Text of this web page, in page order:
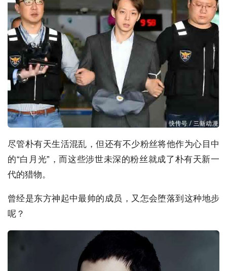
尽管朴有天生活混乱，但还有不少粉丝将他作为心目中
的“白月光”，而这些涉世未深的粉丝就成了朴有天新一
代的猎物。
曾经是东方神起中最帅的成员，又怎会堕落到这种地步
呢？